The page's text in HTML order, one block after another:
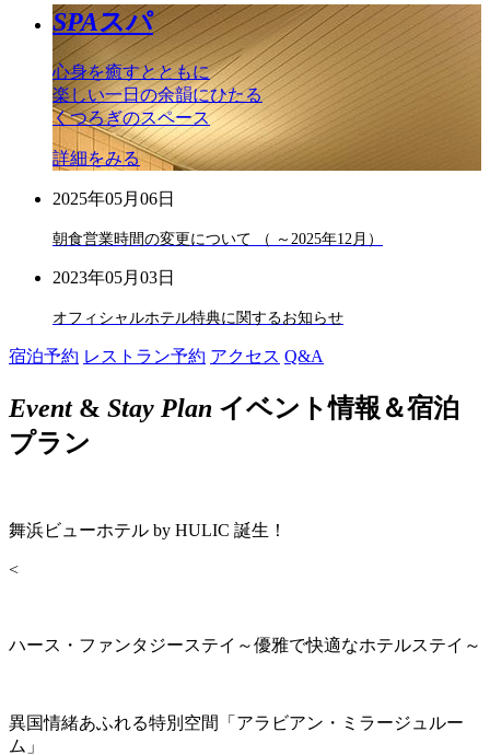
SPAスパ
心身を癒すとともに
楽しい一日の余韻にひたる
くつろぎのスペース
詳細をみる
2025年05月06日
朝食営業時間の変更について （ ～2025年12月）
2023年05月03日
オフィシャルホテル特典に関するお知らせ
宿泊予約 レストラン予約 アクセス Q&A
Event& Stay Plan イベント情報＆宿泊
プラン
舞浜ビューホテル by HULIC 誕生！
<
ハース・ファンタジーステイ～優雅で快適なホテルステイ～
異国情緒あふれる特別空間「アラビアン・ミラージュルー
ム」